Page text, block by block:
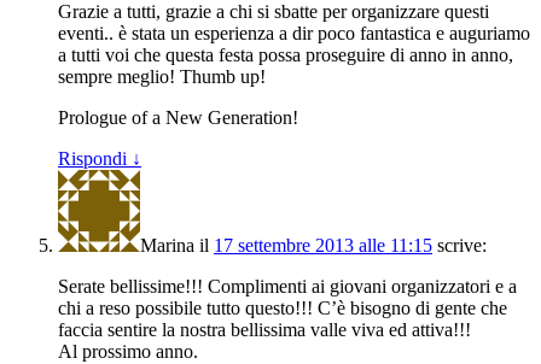
Grazie a tutti, grazie a chi si sbatte per organizzare questi
eventi.. è stata un esperienza a dir poco fantastica e auguriamo
a tutti voi che questa festa possa proseguire di anno in anno,
sempre meglio! Thumb up!
Prologue of a New Generation!
Rispondi ↓
Marina il 17 settembre 2013 alle 11:15 scrive:
Serate bellissime!!! Complimenti ai giovani organizzatori e a
chi a reso possibile tutto questo!!! C’è bisogno di gente che
faccia sentire la nostra bellissima valle viva ed attiva!!!
Al prossimo anno.